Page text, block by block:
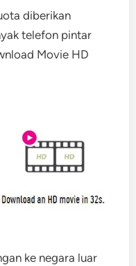
diberikan
telefon pintar
Movie HD
ke negara luar